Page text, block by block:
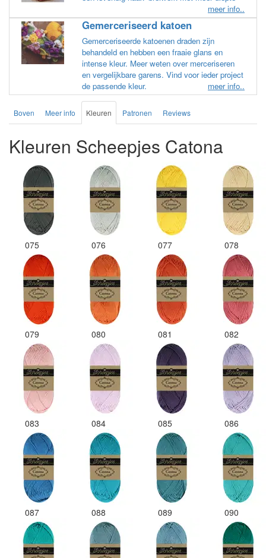
meer info..
Gemerceriseerd katoen
Gemerceriseerde katoenen draden zijn
behandeld en hebben een fraaie glans en
intense kleur. Meer weten over merceriseren
en vergelijkbare garens. Vind voor ieder project
de passende kleur.
meer info..
Boven Meer info Kleuren Patronen Reviews
Kleuren Scheepjes Catona
075 076 077 078
079 080 081 082
083 084 085 086
087 088 089 090